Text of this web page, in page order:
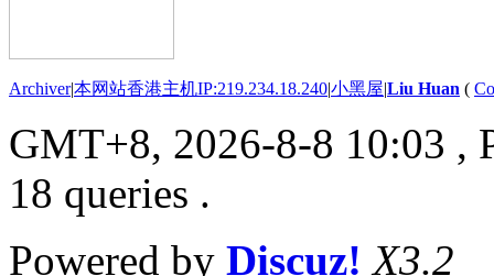
Archiver|本网站香港主机IP:219.234.18.240|小黑屋|Liu Huan (
GMT+8, 2026-8-8 10:03 ,
18 queries .
Powered by Discuz! X3.2